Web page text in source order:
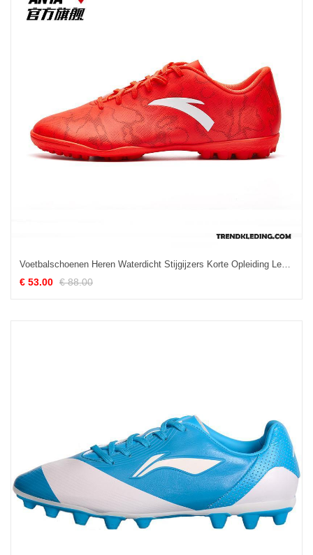
Voetbalschoenen Heren Waterdicht Stijgijzers Korte Opleiding Leer Mannen Rood
€ 53.00 € 88.00